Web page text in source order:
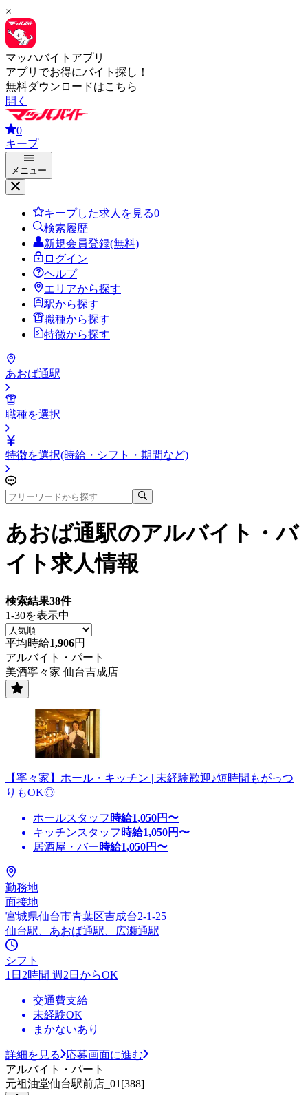
×
マッハバイトアプリ
アプリでお得にバイト探し！
無料ダウンロードはこちら
開く
0
キープ
メニュー
キープした求人を見る0
検索履歴
新規会員登録(無料)
ログイン
ヘルプ
エリアから探す
駅から探す
職種から探す
特徴から探す
あおば通駅
職種を選択
特徴を選択(時給・シフト・期間など)
あおば通駅のアルバイト・バ
イト求人情報
検索結果38件
1-30を表示中
平均時給1,906円
アルバイト・パート
美酒寧々家 仙台吉成店
【寧々家】ホール・キッチン | 未経験歓迎♪短時間もがっつ
りもOK◎
ホールスタッフ 時給1,050円〜
キッチンスタッフ 時給1,050円〜
居酒屋・バー時給1,050円〜
勤務地
面接地
宮城県仙台市青葉区吉成台2-1-25
仙台駅、あおば通駅、広瀬通駅
シフト
1日2時間 週2日からOK
交通費支給
未経験OK
まかないあり
詳細を見る
応募画面に進む
アルバイト・パート
元祖油堂仙台駅前店_01[388]